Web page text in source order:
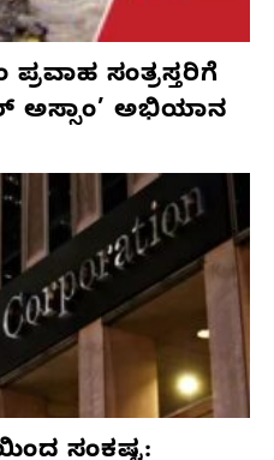
ಸಂತ್ರಸ್ತರಿಗೆ
ಅಸ್ಸಾಂ’ ಅಭಿಯಾನ
ಸಂಕಷ್ಟ: